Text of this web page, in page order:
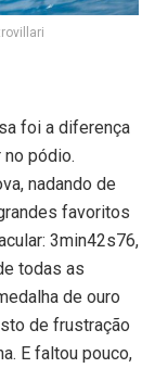
foi a diferença
no pódio.
nadando de
favoritos
3min42s76,
todas as
de ouro
de frustração
E faltou pouco,